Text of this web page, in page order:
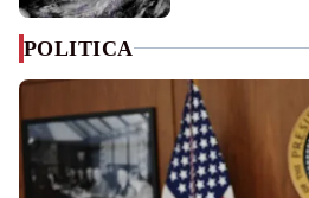
POLITICA